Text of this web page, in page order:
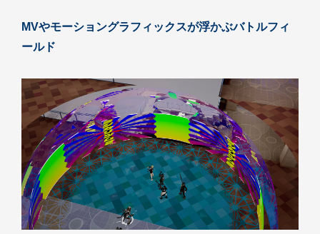
MVやモーショングラフィックスが浮かぶバトルフィ
ールド